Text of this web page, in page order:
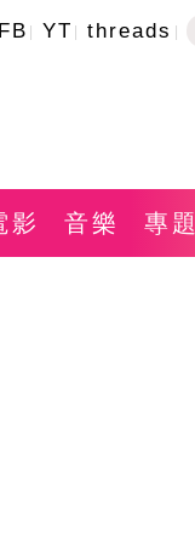
FB YT threads
影 音樂 專題